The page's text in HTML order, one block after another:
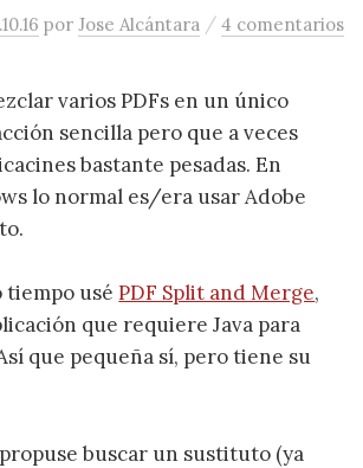
porJose Alcántara /4 comentarios
varios PDFs en un único
sencilla pero que a veces
bastante pesadas. En
lo normal es/era usar Adobe
tiempo uséPDF Split and Merge,
que requiere Java para
que pequeña sí, pero tiene su
buscar un sustituto (ya